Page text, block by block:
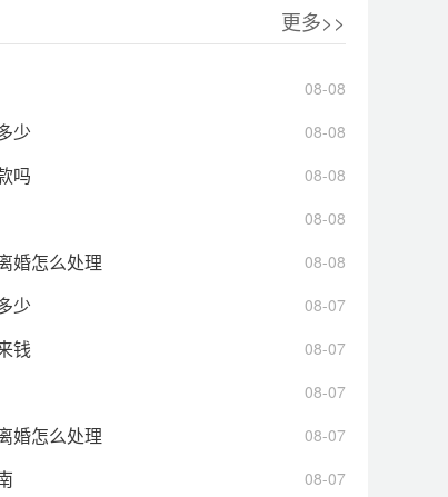
更多>>
08-08
少
08-08
吗
08-08
08-08
婚怎么处理
08-08
少
08-07
钱
08-07
08-07
婚怎么处理
08-07
08-07